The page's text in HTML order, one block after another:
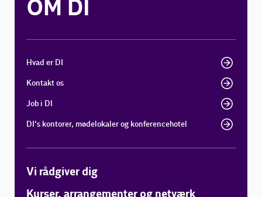
OM DI
Hvad er DI
Kontakt os
Job i DI
DI's kontorer, mødelokaler og konferencehotel
Vi rådgiver dig